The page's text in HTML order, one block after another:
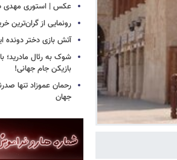
عکس | استوری مهدی
رونمایی از گران‌ترین
آتش بازی دختر دونده
شوک به رئال مادرید؛
بازیکن جام جهانی!
رحمان عموزاد تنها
جهان